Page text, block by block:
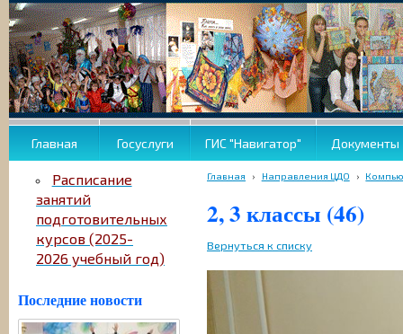
Главная Госуслуги ГИС "Навигатор" Документы
Расписание
занятий
подготовительных
курсов (2025-
2026 учебный год)
Последние новости
Главная › Направления ЦДО ›
2, 3 классы (46)
Вернуться к списку